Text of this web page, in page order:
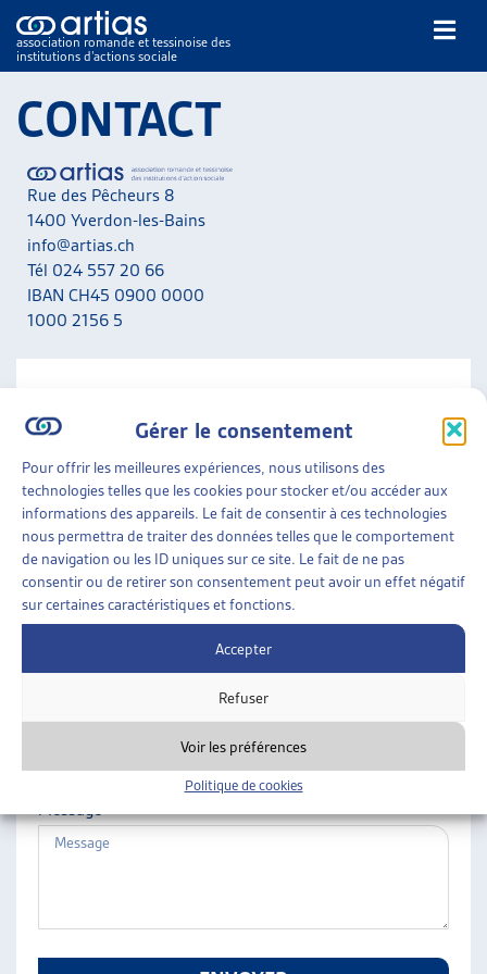
Gérer le consentement
Pour offrir les meilleures expériences, nous utilisons des
technologies telles que les cookies pour stocker et/ou accéder aux
informations des appareils. Le fait de consentir à ces technologies
nous permettra de traiter des données telles que le comportement
de navigation ou les ID uniques sur ce site. Le fait de ne pas
consentir ou de retirer son consentement peut avoir un effet négatif
sur certaines caractéristiques et fonctions.
Accepter
Refuser
Voir les préférences
Politique de cookies
association romande et tessinoise des
institutions d’actions sociale
NOS PUBLICATIONS
ARTICLES
DOSSIERS DU MOIS
THÉMATIQUES
GUIDE SOCIAL ROMAND
AUTRES
ARTIAS
L’ASSOCIATION
PROJETS ET ACTIVITÉS
JOURNÉES D’AUTOMNE
CONTACT
Rue des Pêcheurs 8
1400 Yverdon-les-Bains
info@artias.ch
Tél 024 557 20 66
IBAN CH45 0900 0000
1000 2156 5
A noter que nous ne répondons pas aux messages liés
aux situations personnelles. Adressez-vous en priorité
aux services concernés de votre canton.
Nom